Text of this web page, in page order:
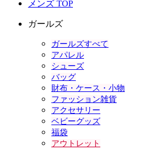
メンズ TOP
ガールズ
ガールズすべて
アパレル
シューズ
バッグ
財布・ケース・小物
ファッション雑貨
アクセサリー
ベビーグッズ
福袋
アウトレット